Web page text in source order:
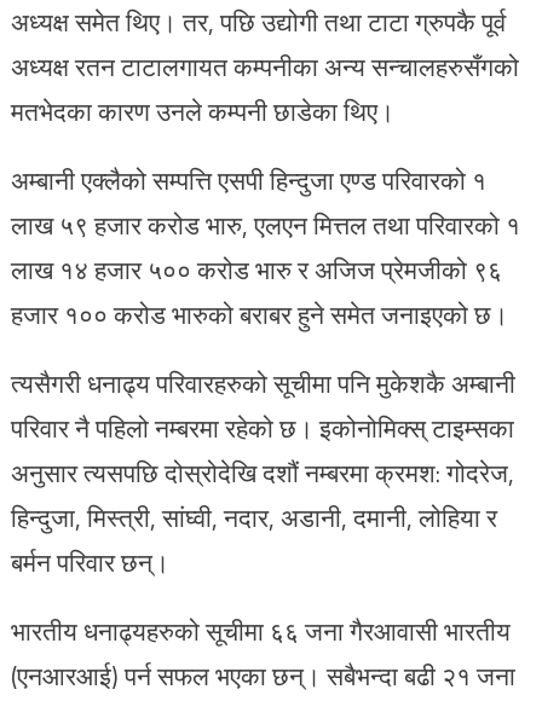
अध्यक्ष समेत थिए। तर, पछि उद्योगी तथा टाटा ग्रुपकै पूर्व
अध्यक्ष रतन टाटालगायत कम्पनीका अन्य सन्चालहरुसँगको
मतभेदका कारण उनले कम्पनी छाडेका थिए।
अम्बानी एक्लैको सम्पत्ति एसपी हिन्दुजा एण्ड परिवारको १
लाख ५९ हजार करोड भारु, एलएन मित्तल तथा परिवारको १
लाख १४ हजार ५०० करोड भारु र अजिज प्रेमजीको ९६
हजार १०० करोड भारुको बराबर हुने समेत जनाइएको छ।
त्यसैगरी धनाढ्य परिवारहरुको सूचीमा पनि मुकेशकै अम्बानी
परिवार नै पहिलो नम्बरमा रहेको छ। इकोनोमिक्स् टाइम्सका
अनुसार त्यसपछि दोस्रोदेखि दशौं नम्बरमा क्रमश: गोदरेज,
हिन्दुजा, मिस्त्री, सांघ्वी, नदार, अडानी, दमानी, लोहिया र
बर्मन परिवार छन्।
भारतीय धनाढ्यहरुको सूचीमा ६६ जना गैरआवासी भारतीय
(एनआरआई) पर्न सफल भएका छन्। सबैभन्दा बढी २१ जना